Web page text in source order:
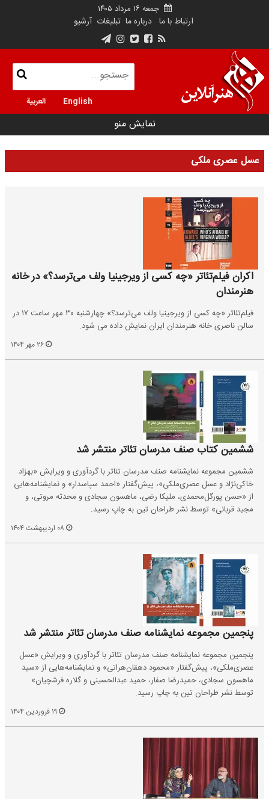
جمعه ۱۶ مرداد ۱۴۰۵
ارتباط با ما درباره ما تبلیغات آرشیو
English العربية
نمایش منو
عسل عصری ملکی
اکران فیلم‌تئاتر «چه کسی از ویرجینیا ولف می‌ترسد؟» در خانه
هنرمندان
فیلم‌تئاتر «چه کسی از ویرجینیا ولف می‌ترسد؟» چهارشنبه ۳۰ مهر ساعت ۱۷ در
سالن ناصری خانه هنرمندان ایران نمایش داده می شود.
ششمین کتاب صنف مدرسان تئاتر منتشر شد
ششمین مجموعه نمایشنامه صنف مدرسان تئاتر با گردآوری و ویرایش «بهزاد
خاکی‌نژاد و عسل عصری‌ملکی»، پیش‌گفتار «احمد سپاسدار» و نمایشنامه‌هایی
از «حسن پورگل‌محمدی، ملیکا رضی، ماهسون سجادی و محدثه مروتی، و
مجید قربانی» توسط نشر طراحان تین به چاپ رسید.
پنجمین مجموعه نمایشنامه صنف مدرسان تئاتر منتشر شد
پنجمین مجموعه نمایشنامه صنف مدرسان تئاتر با گردآوری و ویرایش «عسل
عصری‌ملکی»، پیش‌گفتار «محمود دهقان‌هراتی» و نمایشنامه‌هایی از «سید
ماهسون سجادی، حمیدرضا صفار، حمید عبدالحسینی و گلاره فرشچیان»
توسط نشر طراحان تین به چاپ رسید.